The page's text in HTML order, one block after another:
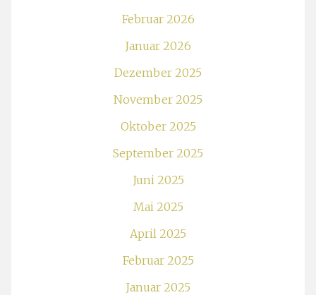
Februar 2026
Januar 2026
Dezember 2025
November 2025
Oktober 2025
September 2025
Juni 2025
Mai 2025
April 2025
Februar 2025
Januar 2025